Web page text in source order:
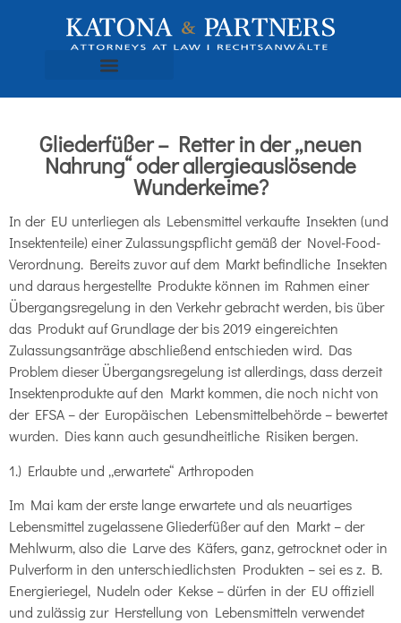
Gliederfüßer – Retter in der „neuen
Nahrung“ oder allergieauslösende
Wunderkeime?
In der EU unterliegen als Lebensmittel verkaufte Insekten (und
Insektenteile) einer Zulassungspflicht gemäß der Novel-Food-
Verordnung. Bereits zuvor auf dem Markt befindliche Insekten
und daraus hergestellte Produkte können im Rahmen einer
Übergangsregelung in den Verkehr gebracht werden, bis über
das Produkt auf Grundlage der bis 2019 eingereichten
Zulassungsanträge abschließend entschieden wird. Das
Problem dieser Übergangsregelung ist allerdings, dass derzeit
Insektenprodukte auf den Markt kommen, die noch nicht von
der EFSA – der Europäischen Lebensmittelbehörde – bewertet
wurden. Dies kann auch gesundheitliche Risiken bergen.
1.) Erlaubte und „erwartete“ Arthropoden
Im Mai kam der erste lange erwartete und als neuartiges
Lebensmittel zugelassene Gliederfüßer auf den Markt – der
Mehlwurm, also die Larve des Käfers, ganz, getrocknet oder in
Pulverform in den unterschiedlichsten Produkten – sei es z. B.
Energieriegel, Nudeln oder Kekse – dürfen in der EU offiziell
und zulässig zur Herstellung von Lebensmitteln verwendet